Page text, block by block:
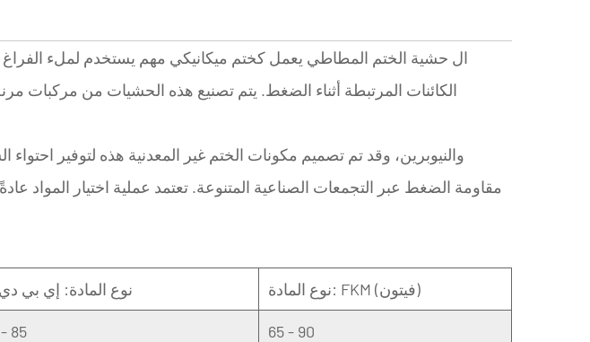
ال حشية الختم المطاطي يعمل كختم ميكانيكي مهم يستخدم لملء
الكائنات المرتبطة أثناء الضغط. يتم تصنيع هذه الحشيات من
متوفرة في العديد من البوليمرات مثل NBR (النيتريل)، EPDM، Viton (FKM)، والنيوبرين، وقد تم تصميم مكونات الختم غير المعدنية هذه لتوفير احتواء
مقاومة الضغط عبر التجمعات الصناعية المتنوعة. تعتمد عملية اختيار المواد
نوع المادة: إي بي نوع المادة: FKM (فيتون)
85 65 - 90